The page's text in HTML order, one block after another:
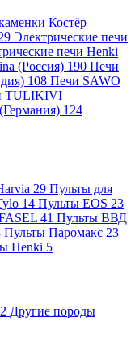
Костёр
Электрические печи
печи Henki
(Россия) 190 Печи
108 Печи SAWO
TULIKIVI
124
29 Пульты для
14 Пульты EOS 23
41 Пульты ВВД
Пульты Паромакс 23
Henki 5
2 Другие породы